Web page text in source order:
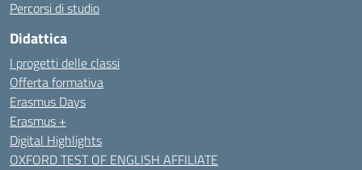
Percorsi di studio
Didattica
I progetti delle classi
Offerta formativa
Erasmus Days
Erasmus +
Digital Highlights
OXFORD TEST OF ENGLISH AFFILIATE